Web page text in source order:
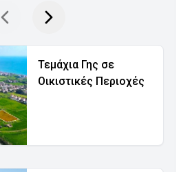
Τεμάχια Γης σε
Οικιστικές Περιοχές